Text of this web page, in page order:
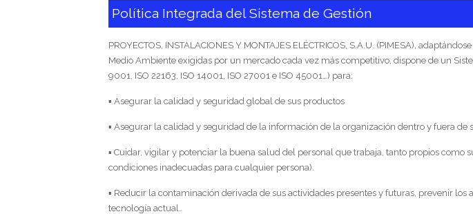
Política Integrada del Sistema de Gestión
PROYECTOS, INSTALACIONES Y MONTAJES ELÉCTRICOS, S.A.U. (PIMESA),
Medio Ambiente exigidas por un mercado cada vez más competitivo, dispone de un
9001, ISO 22163, ISO 14001, ISO 27001 e ISO 45001…) para:
▪ Asegurar la calidad y seguridad global de sus productos
▪ Asegurar la calidad y seguridad de la información de la organización dentro y fuera de
▪ Cuidar, vigilar y potenciar la buena salud del personal que trabaja, tanto propios
condiciones inadecuadas para cualquier persona).
▪ Reducir la contaminación derivada de sus actividades presentes y futuras, prevenir
tecnología actual.